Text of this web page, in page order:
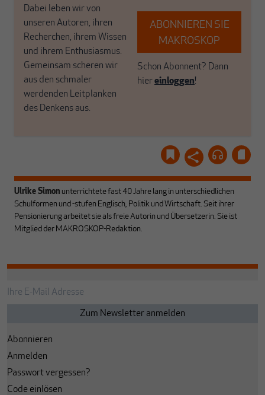
Dabei leben wir von
unseren Autoren, ihren
Recherchen, ihrem Wissen
und ihrem Enthusiasmus.
Gemeinsam scheren wir
aus den schmaler
werdenden Leitplanken
des Denkens aus.
ABONNIEREN SIE
MAKROSKOP
Schon Abonnent? Dann
hiereinloggen!
Ulrike Simon unterrichtete fast 40 Jahre lang in unterschiedlichen
Schulformen und -stufen Englisch, Politik und Wirtschaft. Seit ihrer
Pensionierung arbeitet sie als freie Autorin und Übersetzerin. Sie ist
Mitglied der MAKROSKOP-Redaktion.
Abonnieren
Anmelden
Passwort vergessen?
Code einlösen